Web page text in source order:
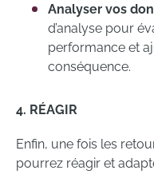
Analyser vos
d’analyse pour
performance et
conséquence.
4. RÉAGIR
Enfin, une fois les
pourrez réagir et